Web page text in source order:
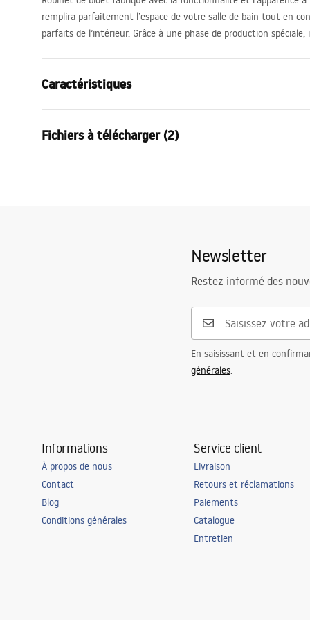
remplira parfaitement l’espace de votre salle de bain tout en
parfaits de l’intérieur. Grâce à une phase de production
Caractéristiques
Méthode de montage
Couleur
Noir
170
Electroplating
Fichiers à télécharger (2)
Newsletter
Restez informé des
En saisissant et en
générales.
Informations
À propos de nous
Contact
Blog
Conditions générales
Service client
Livraison
Retours et réclamations
Paiements
Catalogue
Entretien